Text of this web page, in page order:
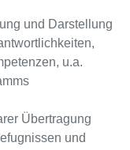
und Darstellung
u.a.
Übertragung
und